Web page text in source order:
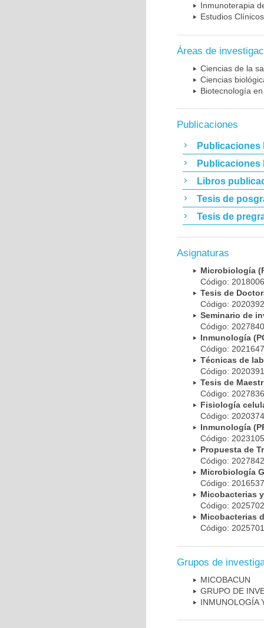
Inmunoterapia
Estudios Clínicos
Áreas de
Ciencias de la
Ciencias
Biotecnología
Publicaciones
Publicaciones
Publicaciones
Libros
Tesis de
Tesis de
Asignaturas
Microbiología
Código:
Tesis de
Código:
Seminario de
Código:
Inmunología
Código:
Técnicas de
Código:
Tesis de
Código:
Fisiología
Código:
Inmunología
Código:
Propuesta de
Código:
Microbiología
Código:
Micobacterias
Código:
Micobacterias
Código:
Grupos de
MICOBAC­UN
GRUPO DE
INMUNOLOGÍA